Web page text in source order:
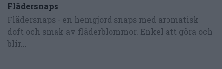
Flädersnaps
Flädersnaps - en hemgjord snaps med aromatisk
doft och smak av fläderblommor. Enkel att göra och
blir...